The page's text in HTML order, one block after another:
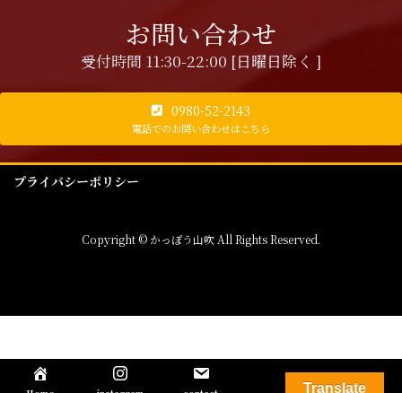
お問い合わせ
受付時間 11:30-22:00 [日曜日除く ]
0980-52-2143
電話でのお問い合わせはこちら
プライバシーポリシー
Copyright © かっぽう山吹 All Rights Reserved.
Translate